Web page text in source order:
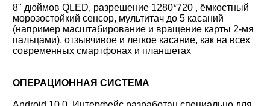
8" дюймов QLED, разрешение 1280*720 , ёмкостный
морозостойкий сенсор, мультитач до 5 касаний
(например масштабирование и вращение карты 2-мя
пальцами), отзывчивое и легкое касание, как на всех
современных смартфонах и планшетах
ОПЕРАЦИОННАЯ СИСТЕМА